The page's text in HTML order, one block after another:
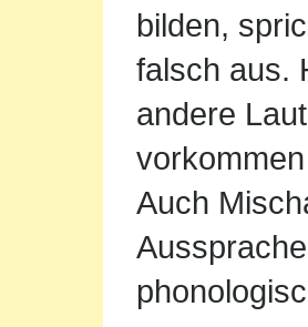
bilden,
falsch aus.
andere
Auch